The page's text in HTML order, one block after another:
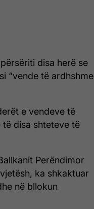
disa herë se
“vende të ardhshme
e vendeve të
disa shteteve të
Perëndimor
ka shkaktuar
në bllokun